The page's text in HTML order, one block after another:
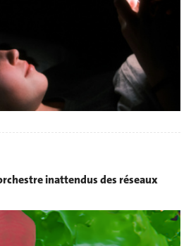
inattendus des réseaux